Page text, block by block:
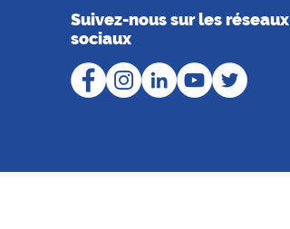
Suivez-nous sur les réseaux
sociaux